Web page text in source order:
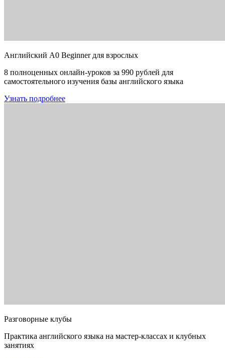
Английский A0 Beginner для взрослых
8 полноценных онлайн-уроков за 990 рублей для
самостоятельного изучения базы английского языка
Узнать подробнее
Разговорные клубы
Практика английского языка на мастер-классах и клубных
занятиях